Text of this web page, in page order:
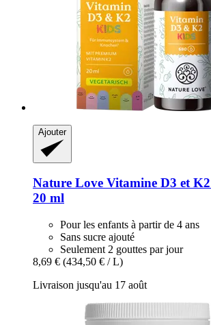
Ajouter
Nature Love Vitamine D3 et
20 ml
Pour les enfants à partir de 4 ans
Sans sucre ajouté
Seulement 2 gouttes par jour
8,69 € (434,50 € / L)
Livraison jusqu'au 17 août